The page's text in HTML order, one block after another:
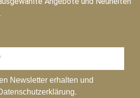
Newsletter erhalten und